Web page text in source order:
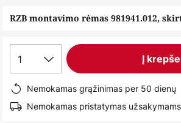
of
images
gallery
RZB montavimo rėmas 981941.012,
1 Į
Nemokamas grąžinimas per 50 dienų
Nemokamas pristatymas